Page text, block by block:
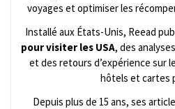
voyages et optimiser les
Installé aux États-Unis, Reead
pour visiter les USA, des
et des retours d’expérience sur
hôtels et cartes
Depuis plus de 15 ans, ses